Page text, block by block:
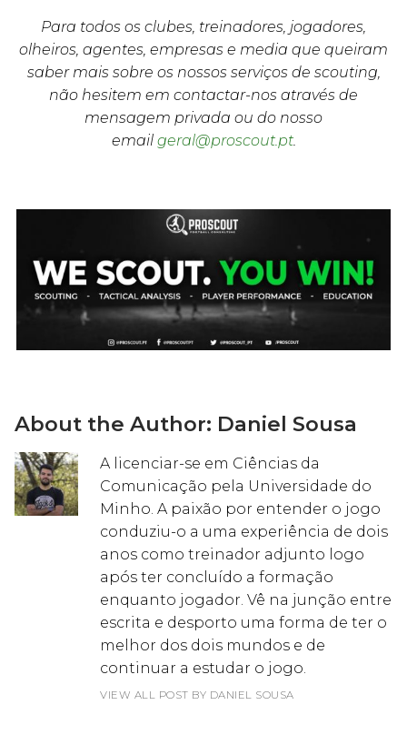
Para todos os clubes, treinadores, jogadores,
olheiros, agentes, empresas e media que queiram
saber mais sobre os nossos serviços de scouting,
não hesitem em contactar-nos através de
mensagem privada ou do nosso
email geral@proscout.pt.
About the Author: Daniel Sousa
A licenciar-se em Ciências da
Comunicação pela Universidade do
Minho. A paixão por entender o jogo
conduziu-o a uma experiência de dois
anos como treinador adjunto logo
após ter concluído a formação
enquanto jogador. Vê na junção entre
escrita e desporto uma forma de ter o
melhor dos dois mundos e de
continuar a estudar o jogo.
VIEW ALL POST BY DANIEL SOUSA